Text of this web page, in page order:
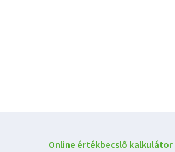
Online értékbecslő kalkulátor